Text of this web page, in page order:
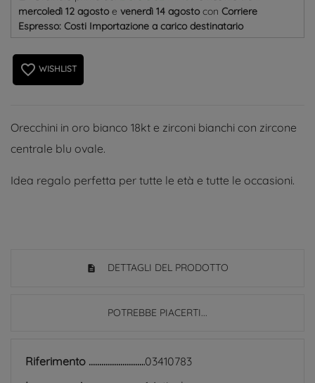
mercoledì 12 agostoe venerdì 14 agosto con Corriere
Espresso: Costi Importazione a carico destinatario
favorite_border WISHLIST
Orecchini in oro bianco 18kt e zirconi bianchi con zircone
centrale blu ovale.
Idea regalo perfetta per tutte le età e tutte le occasioni.
DETTAGLI DEL PRODOTTO
POTREBBE PIACERTI...
Riferimento
03410783